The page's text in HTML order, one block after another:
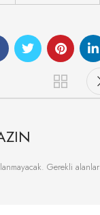
Gerekli alanlar